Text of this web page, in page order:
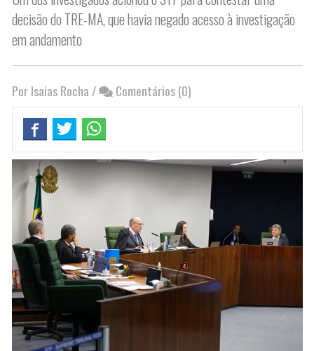
decisão do TRE-MA, que havia negado acesso à investigação
em andamento
Por Isaias Rocha / Comentários (0)